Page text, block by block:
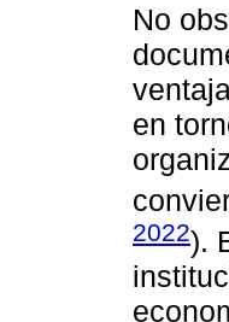
No
en
2022).